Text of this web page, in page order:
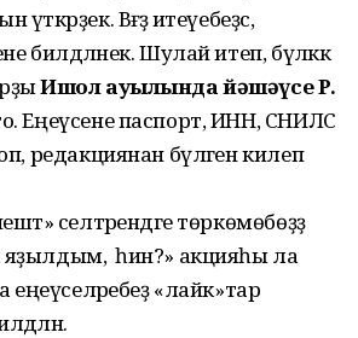
Вәғәҙә итеүебеҙсә,
билдәләнек. Шулай итеп, бүләккә
Ишҡол ауылында йәшәүсе Р.
Еңеүсене паспорт, ИНН, СНИЛС
редакциянан бүләген килеп
селтәрендәге төркөмөбөҙҙә
ә һин?» акцияһы ла
еңеүселәребеҙ «лайк»тар